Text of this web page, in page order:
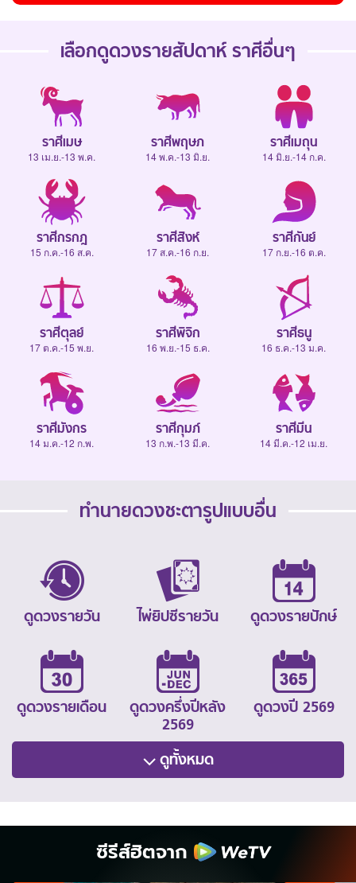
เลือกดูดวงรายสัปดาห์ ราศีอื่นๆ
ราศีเมษ
13 เม.ย.-13 พ.ค.
ราศีพฤษภ
14 พ.ค.-13 มิ.ย.
ราศีเมถุน
14 มิ.ย.-14 ก.ค.
ราศีกรกฎ
15 ก.ค.-16 ส.ค.
ราศีสิงห์
17 ส.ค.-16 ก.ย.
ราศีกันย์
17 ก.ย.-16 ต.ค.
ราศีตุลย์
17 ต.ค.-15 พ.ย.
ราศีพิจิก
16 พ.ย.-15 ธ.ค.
ราศีธนู
16 ธ.ค.-13 ม.ค.
ราศีมังกร
14 ม.ค.-12 ก.พ.
ราศีกุมภ์
13 ก.พ.-13 มี.ค.
ราศีมีน
14 มี.ค.-12 เม.ย.
ทำนายดวงชะตารูปแบบอื่น
ดูดวงรายวัน ไพ่ยิปซีรายวัน ดูดวงรายปักษ์
ดูดวงรายเดือน
ดูดวงครึ่งปีหลัง
2569
ดูดวงปี 2569
ดูทั้งหมด
ซีรีส์ฮิตจาก